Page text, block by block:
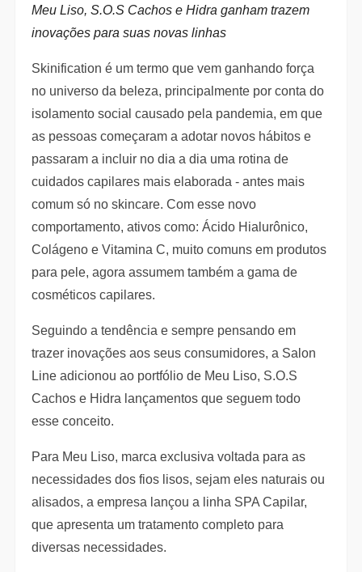
Meu Liso, S.O.S Cachos e Hidra ganham trazem
inovações para suas novas linhas
Skinification é um termo que vem ganhando força
no universo da beleza, principalmente por conta do
isolamento social causado pela pandemia, em que
as pessoas começaram a adotar novos hábitos e
passaram a incluir no dia a dia uma rotina de
cuidados capilares mais elaborada - antes mais
comum só no skincare. Com esse novo
comportamento, ativos como: Ácido Hialurônico,
Colágeno e Vitamina C, muito comuns em produtos
para pele, agora assumem também a gama de
cosméticos capilares.
Seguindo a tendência e sempre pensando em
trazer inovações aos seus consumidores, a Salon
Line adicionou ao portfólio de Meu Liso, S.O.S
Cachos e Hidra lançamentos que seguem todo
esse conceito.
Para Meu Liso, marca exclusiva voltada para as
necessidades dos fios lisos, sejam eles naturais ou
alisados, a empresa lançou a linha SPA Capilar,
que apresenta um tratamento completo para
diversas necessidades.